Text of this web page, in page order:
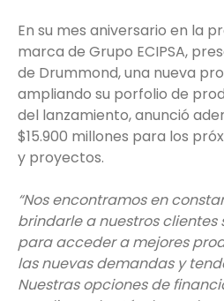
En su mes aniversario en la
marca de Grupo ECIPSA,
de Drummond, una nueva
ampliando su porfolio de
del lanzamiento, anunció
$15.900 millones para los
y proyectos.
“Nos encontramos en
brindarle a nuestros
para acceder a mejores
las nuevas demandas y
Nuestras opciones de